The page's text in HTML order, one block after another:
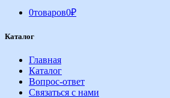
0товаров0₽
Каталог
Главная
Каталог
Вопрос-ответ
Связаться с нами